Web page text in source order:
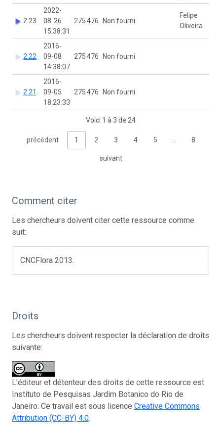
2.23
2022-
08-26
15:38:31
275 476 Non fourni
Felipe
Oliveira
2.22
2016-
09-08
14:38:07
275 476 Non fourni
2.21
2016-
09-05
18:23:33
275 476 Non fourni
Voici 1 à 3 de 24
précédent 1 2 3 4 5 8
suivant
Comment citer
Les chercheurs doivent citer cette ressource comme
suit:
CNCFlora 2013.
Droits
Les chercheurs doivent respecter la déclaration de droits
suivante:
L’éditeur et détenteur des droits de cette ressource est
Instituto de Pesquisas Jardim Botanico do Rio de
Janeiro. Ce travail est sous licence Creative Commons
Attribution (CC-BY) 4.0.